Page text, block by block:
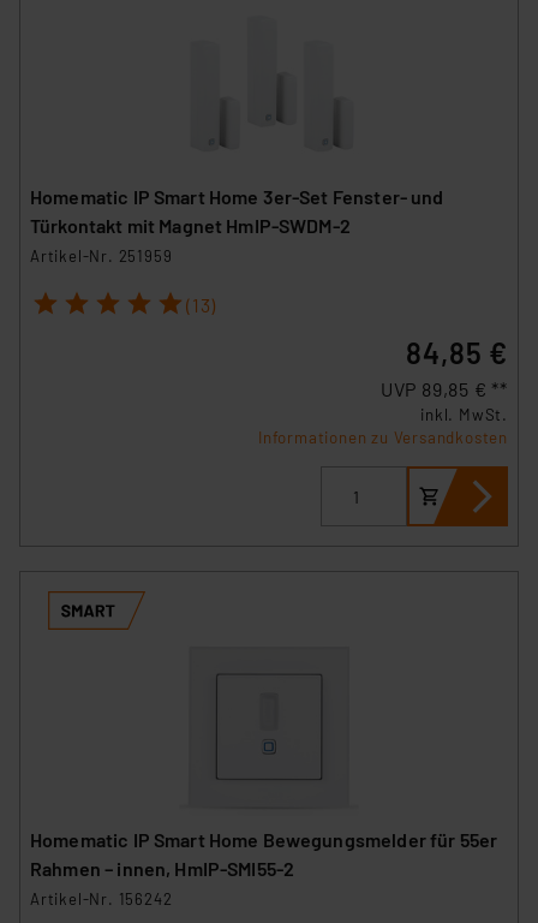
Homematic IP Smart Home 3er-Set Fenster- und
Türkontakt mit Magnet HmIP-SWDM-2
Artikel-Nr. 251959
1 2 3 4 5 (13)
84,85 €
UVP 89,85 € **
inkl. MwSt.
Informationen zu Versandkosten
Homematic IP Smart Home Bewegungsmelder für 55er
Rahmen – innen, HmIP-SMI55-2
Artikel-Nr. 156242